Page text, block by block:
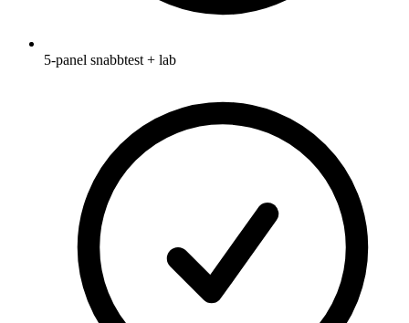
5-panel snabbtest + lab